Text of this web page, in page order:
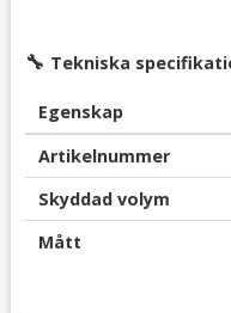
🔧 Tekniska
Egenskap
Artikelnummer
Skyddad volym
Mått